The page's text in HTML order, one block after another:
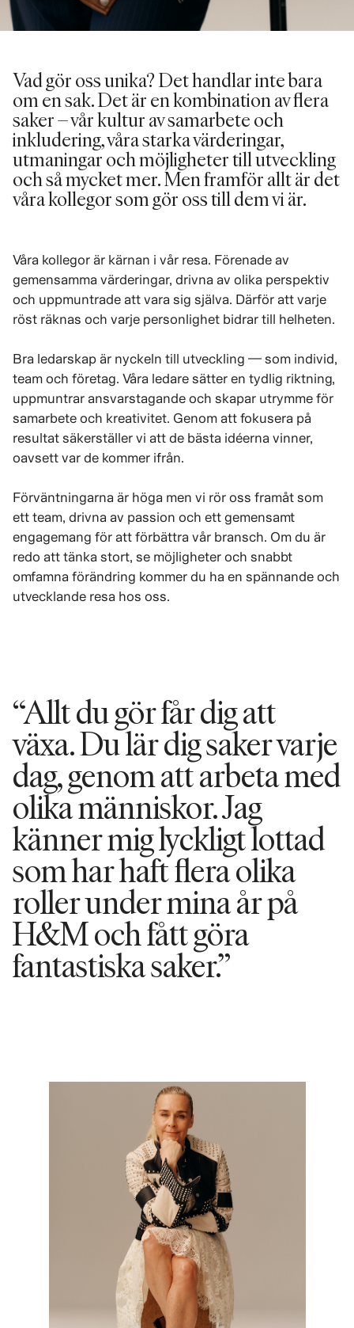
Vad gör oss unika? Det handlar inte bara
om en sak. Det är en kombination av flera
saker – vår kultur av samarbete och
inkludering, våra starka värderingar,
utmaningar och möjligheter till utveckling
och så mycket mer. Men framför allt är det
våra kollegor som gör oss till dem vi är.
Våra kollegor är kärnan i vår resa. Förenade av
gemensamma värderingar, drivna av olika perspektiv
och uppmuntrade att vara sig själva. Därför att varje
röst räknas och varje personlighet bidrar till helheten.
Bra ledarskap är nyckeln till utveckling — som individ,
team och företag. Våra ledare sätter en tydlig riktning,
uppmuntrar ansvarstagande och skapar utrymme för
samarbete och kreativitet. Genom att fokusera på
resultat säkerställer vi att de bästa idéerna vinner,
oavsett var de kommer ifrån.
Förväntningarna är höga men vi rör oss framåt som
ett team, drivna av passion och ett gemensamt
engagemang för att förbättra vår bransch. Om du är
redo att tänka stort, se möjligheter och snabbt
omfamna förändring kommer du ha en spännande och
utvecklande resa hos oss.
“Allt du gör får dig att
växa. Du lär dig saker varje
dag, genom att arbeta med
olika människor. Jag
känner mig lyckligt lottad
som har haft flera olika
roller under mina år på
H&M och fått göra
fantastiska saker.”